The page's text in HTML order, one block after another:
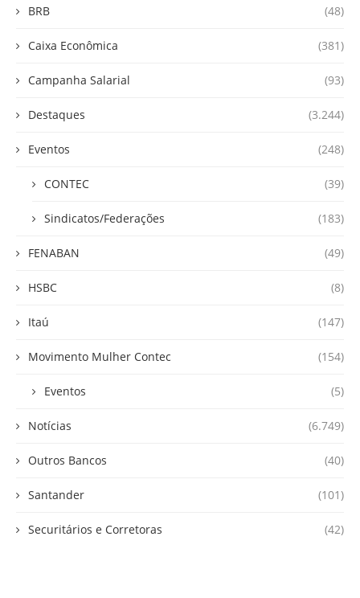
BRB (48)
Caixa Econômica (381)
Campanha Salarial (93)
Destaques (3.244)
Eventos (248)
CONTEC (39)
Sindicatos/Federações (183)
FENABAN (49)
HSBC (8)
Itaú (147)
Movimento Mulher Contec (154)
Eventos (5)
Notícias (6.749)
Outros Bancos (40)
Santander (101)
Securitários e Corretoras (42)